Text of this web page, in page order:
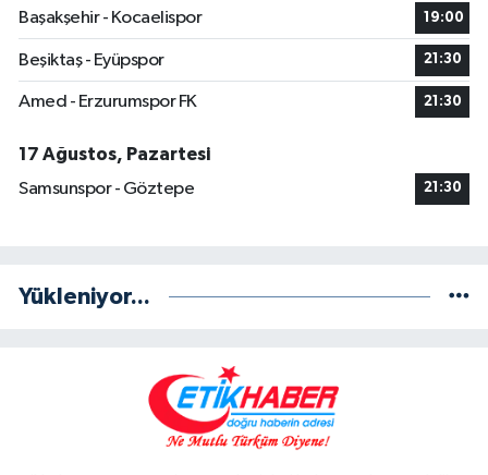
Başakşehir - Kocaelispor
19:00
Beşiktaş - Eyüpspor 21:30
Amed - Erzurumspor FK 21:30
17 Ağustos, Pazartesi
Samsunspor - Göztepe
21:30
Yükleniyor...